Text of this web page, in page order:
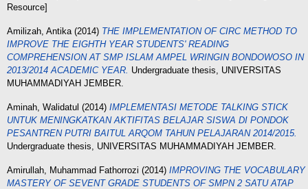
Resource]
Amilizah, Antika(2014) THE IMPLEMENTATION OF CIRC METHOD TO
IMPROVE THE EIGHTH YEAR STUDENTS' READING
COMPREHENSION AT SMP ISLAM AMPEL WRINGIN BONDOWOSO IN
2013/2014 ACADEMIC YEAR. Undergraduate thesis, UNIVERSITAS
MUHAMMADIYAH JEMBER.
Aminah, Walidatul (2014) IMPLEMENTASI METODE TALKING STICK
UNTUK MENINGKATKAN AKTIFITAS BELAJAR SISWA DI PONDOK
PESANTREN PUTRI BAITUL ARQOM TAHUN PELAJARAN 2014/2015.
Undergraduate thesis, UNIVERSITAS MUHAMMADIYAH JEMBER.
Amirullah, Muhammad Fathorrozi (2014) IMPROVING THE VOCABULARY
MASTERY OF SEVENT GRADE STUDENTS OF SMPN 2 SATU ATAP